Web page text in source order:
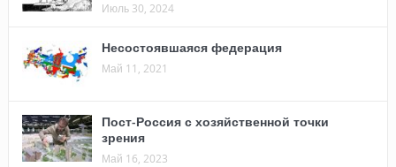
Июль 30, 2024
Несостоявшаяся федерация
Май 11, 2021
Пост-Россия с хозяйственной точки
зрения
Май 16, 2023